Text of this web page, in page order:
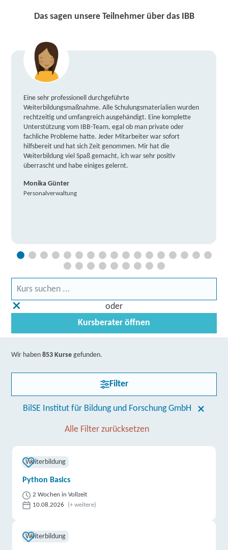
Das sagen unsere Teilnehmer über das IBB
Eine sehr professionell durchgeführte
Weiterbildungsmaßnahme. Alle Schulungsmaterialien wurden
rechtzeitig und umfangreich ausgehändigt. Eine komplette
Unterstützung vom IBB-Team, egal ob man private oder
fachliche Probleme hatte. Jeder Mitarbeiter war sofort
hilfsbereit und hat sich Zeit genommen. Mir hat die
Weiterbildung viel Spaß gemacht, ich war sehr positiv
überrascht und habe einiges gelernt.
Monika Günter
Personalverwaltung
oder
Kursberater öffnen
Wir haben853 Kurse gefunden.
Filter
BilSE Institut für Bildung und Forschung GmbH
Alle Filter zurücksetzen
Weiterbildung
Python Basics
2 Wochen in Vollzeit
10.08.2026
(+ weitere)
Weiterbildung